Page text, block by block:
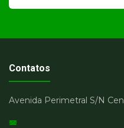
Contatos
Avenida Perimetral S/N